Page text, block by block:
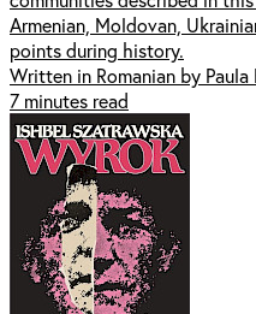
Armenian, Moldovan,
points during history.
Written in Romanian by Paula
7 minutes read